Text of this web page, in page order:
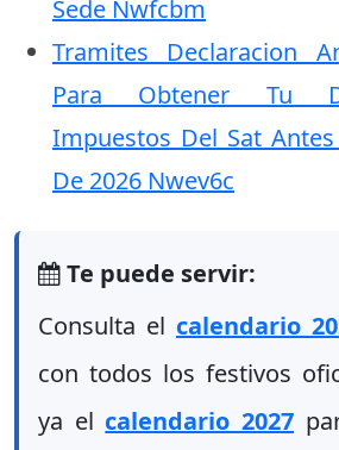
Sede Nwfcbm
Tramites Declaracion
Para Obtener Tu
Impuestos Del Sat
De 2026 Nwev6c
Te puede servir:
Consulta el calendario
con todos los festivos
ya el calendario 2027